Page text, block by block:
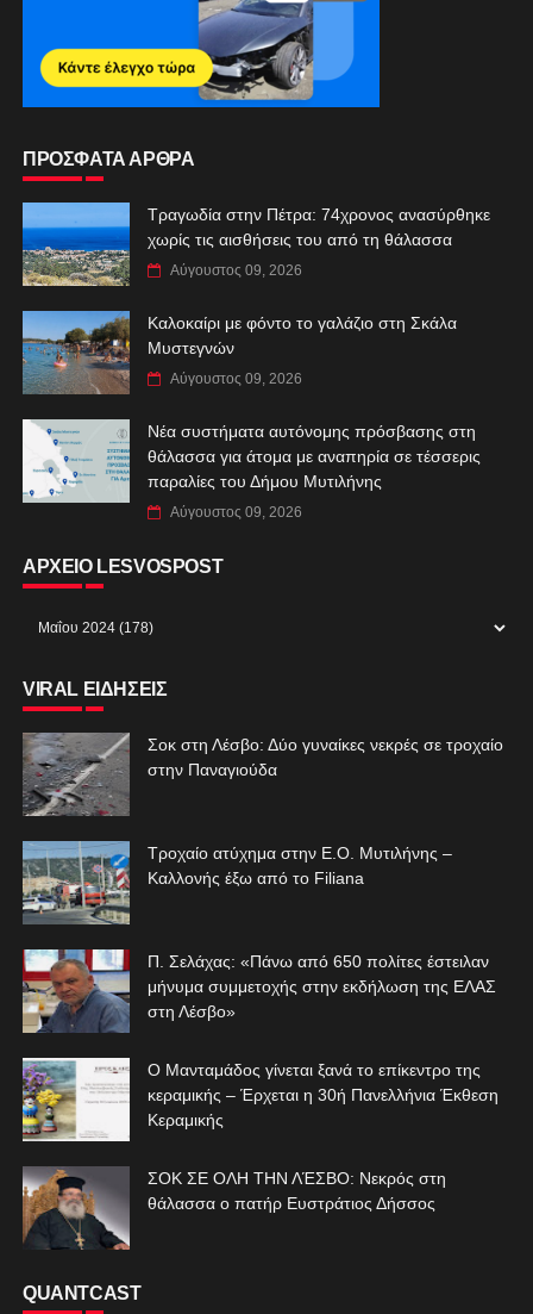
ΠΡΟΣΦΑΤΑ ΑΡΘΡΑ
Τραγωδία στην Πέτρα: 74χρονος ανασύρθηκε
χωρίς τις αισθήσεις του από τη θάλασσα
Αύγουστος 09, 2026
Καλοκαίρι με φόντο το γαλάζιο στη Σκάλα
Μυστεγνών
Αύγουστος 09, 2026
Νέα συστήματα αυτόνομης πρόσβασης στη
θάλασσα για άτομα με αναπηρία σε τέσσερις
παραλίες του Δήμου Μυτιλήνης
Αύγουστος 09, 2026
ΑΡΧΕΙΟ LESVOSPOST
VIRAL ΕΙΔΗΣΕΙΣ
Σοκ στη Λέσβο: Δύο γυναίκες νεκρές σε τροχαίο
στην Παναγιούδα
Τροχαίο ατύχημα στην Ε.Ο. Μυτιλήνης –
Καλλονής έξω από το Filiana
Π. Σελάχας: «Πάνω από 650 πολίτες έστειλαν
μήνυμα συμμετοχής στην εκδήλωση της ΕΛΑΣ
στη Λέσβο»
Ο Μανταμάδος γίνεται ξανά το επίκεντρο της
κεραμικής – Έρχεται η 30ή Πανελλήνια Έκθεση
Κεραμικής
ΣΟΚ ΣΕ ΟΛΗ ΤΗΝ ΛΈΣΒΟ: Νεκρός στη
θάλασσα ο πατήρ Ευστράτιος Δήσσος
QUANTCAST